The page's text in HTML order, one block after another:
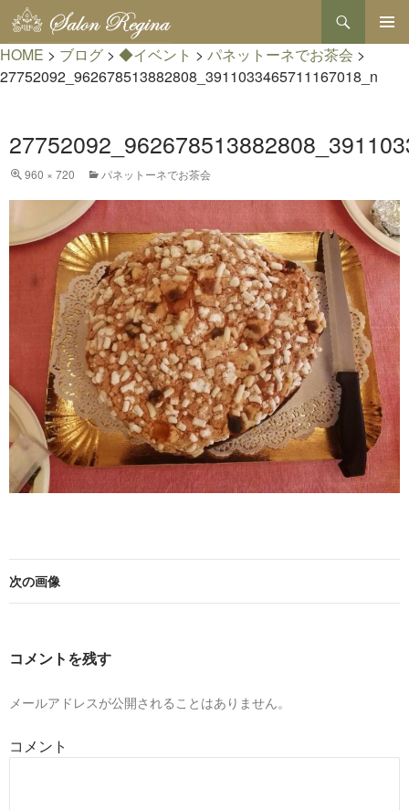
検
索
ン
テ
ン
ス
キ
HOME > ブログ > ◆イベント > パネットーネでお茶会 >
27752092_962678513882808_3911033465711167018_n
960 × 720 パネットーネでお茶会
次の画像
コメントを残す
メールアドレスが公開されることはありません。
コメント